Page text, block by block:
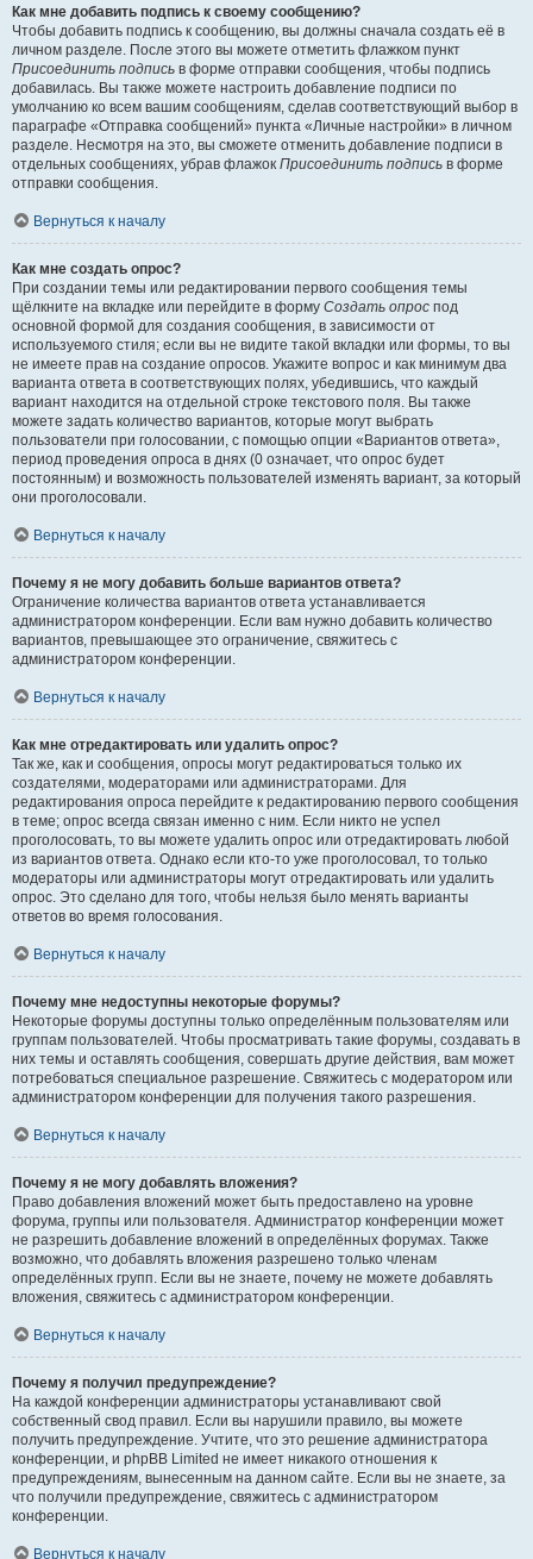
Как мне добавить подпись к своему сообщению?
Чтобы добавить подпись к сообщению, вы должны сначала создать её в
личном разделе. После этого вы можете отметить флажком пункт
Присоединить подпись в форме отправки сообщения, чтобы подпись
добавилась. Вы также можете настроить добавление подписи по
умолчанию ко всем вашим сообщениям, сделав соответствующий выбор в
параграфе «Отправка сообщений» пункта «Личные настройки» в личном
разделе. Несмотря на это, вы сможете отменить добавление подписи в
отдельных сообщениях, убрав флажок Присоединить подпись в форме
отправки сообщения.
Вернуться к началу
Как мне создать опрос?
При создании темы или редактировании первого сообщения темы
щёлкните на вкладке или перейдите в форму Создать опрос под
основной формой для создания сообщения, в зависимости от
используемого стиля; если вы не видите такой вкладки или формы, то вы
не имеете прав на создание опросов. Укажите вопрос и как минимум два
варианта ответа в соответствующих полях, убедившись, что каждый
вариант находится на отдельной строке текстового поля. Вы также
можете задать количество вариантов, которые могут выбрать
пользователи при голосовании, с помощью опции «Вариантов ответа»,
период проведения опроса в днях (0 означает, что опрос будет
постоянным) и возможность пользователей изменять вариант, за который
они проголосовали.
Вернуться к началу
Почему я не могу добавить больше вариантов ответа?
Ограничение количества вариантов ответа устанавливается
администратором конференции. Если вам нужно добавить количество
вариантов, превышающее это ограничение, свяжитесь с
администратором конференции.
Вернуться к началу
Как мне отредактировать или удалить опрос?
Так же, как и сообщения, опросы могут редактироваться только их
создателями, модераторами или администраторами. Для
редактирования опроса перейдите к редактированию первого сообщения
в теме; опрос всегда связан именно с ним. Если никто не успел
проголосовать, то вы можете удалить опрос или отредактировать любой
из вариантов ответа. Однако если кто-то уже проголосовал, то только
модераторы или администраторы могут отредактировать или удалить
опрос. Это сделано для того, чтобы нельзя было менять варианты
ответов во время голосования.
Вернуться к началу
Почему мне недоступны некоторые форумы?
Некоторые форумы доступны только определённым пользователям или
группам пользователей. Чтобы просматривать такие форумы, создавать в
них темы и оставлять сообщения, совершать другие действия, вам может
потребоваться специальное разрешение. Свяжитесь с модератором или
администратором конференции для получения такого разрешения.
Вернуться к началу
Почему я не могу добавлять вложения?
Право добавления вложений может быть предоставлено на уровне
форума, группы или пользователя. Администратор конференции может
не разрешить добавление вложений в определённых форумах. Также
возможно, что добавлять вложения разрешено только членам
определённых групп. Если вы не знаете, почему не можете добавлять
вложения, свяжитесь с администратором конференции.
Вернуться к началу
Почему я получил предупреждение?
На каждой конференции администраторы устанавливают свой
собственный свод правил. Если вы нарушили правило, вы можете
получить предупреждение. Учтите, что это решение администратора
конференции, и phpBB Limited не имеет никакого отношения к
предупреждениям, вынесенным на данном сайте. Если вы не знаете, за
что получили предупреждение, свяжитесь с администратором
конференции.
Вернуться к началу